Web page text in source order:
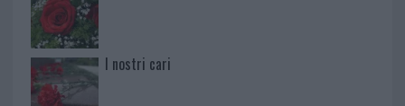
I nostri cari